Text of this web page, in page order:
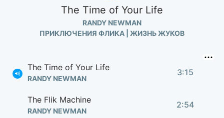
The Time of Your Life
RANDY NEWMAN
ПРИКЛЮЧЕНИЯ ФЛИКА | ЖИЗНЬ ЖУКОВ
The Time of Your Life
RANDY NEWMAN
3:15
The Flik Machine
RANDY NEWMAN
2:54